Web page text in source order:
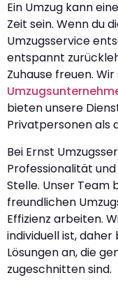
Ein Umzug kann
Zeit sein. Wenn du
Umzugsservice
entspannt
Zuhause freuen.
bieten unsere
Privatpersonen als
Bei Ernst
Professionalität
Stelle. Unser Team
freundlichen
Effizienz arbeiten.
individuell ist,
Lösungen an, die
zugeschnitten sind.